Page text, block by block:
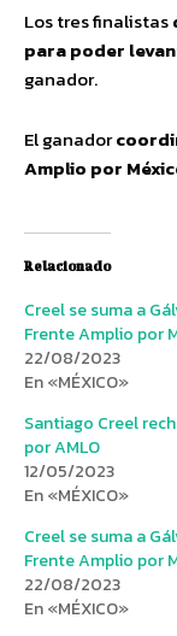
Los tres finalistas
para poder
ganador.
El ganador
Amplio por
Relacionado
Creel se suma a
Frente Amplio por
22/08/2023
En «MÉXICO»
Santiago Creel
por AMLO
12/05/2023
En «MÉXICO»
Creel se suma a
Frente Amplio por
22/08/2023
En «MÉXICO»